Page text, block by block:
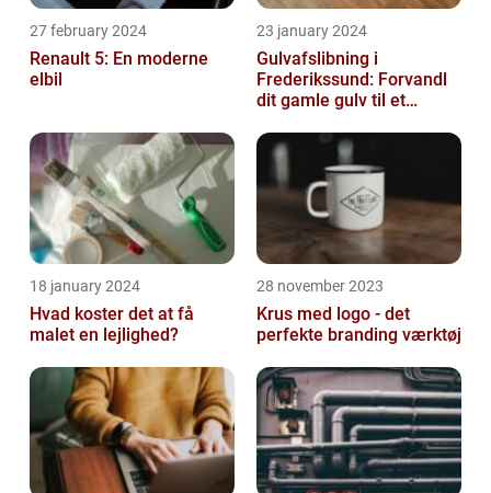
27 february 2024
Renault 5: En moderne
elbil
23 january 2024
Gulvafslibning i
Frederikssund: Forvandl
dit gamle gulv til et
18 january 2024
Hvad koster det at få
malet en lejlighed?
28 november 2023
Krus med logo - det
perfekte branding værktøj